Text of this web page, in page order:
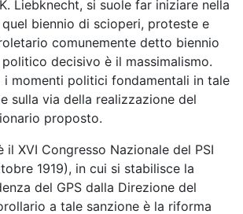
Liebknecht, si suole far iniziare nella
biennio di scioperi, proteste e
comunemente detto biennio
decisivo è il massimalismo.
i momenti politici fondamentali in tale
sulla via della realizzazione del
proposto.
il XVI Congresso Nazionale del PSI
1919), in cui si stabilisce la
del GPS dalla Direzione del
a tale sanzione è la riforma